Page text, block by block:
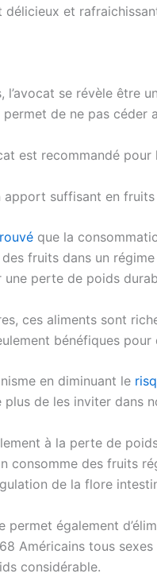
délicieux et
l’avocat se révèle être
de ne pas céder
est recommandé
apport suffisant en
que la
des fruits dans un
perte de poids
ces aliments sont
bénéfiques
en diminuant le
de les inviter dans
à la perte de
consomme des fruits
de la flore
permet également
Américains tous
considérable.